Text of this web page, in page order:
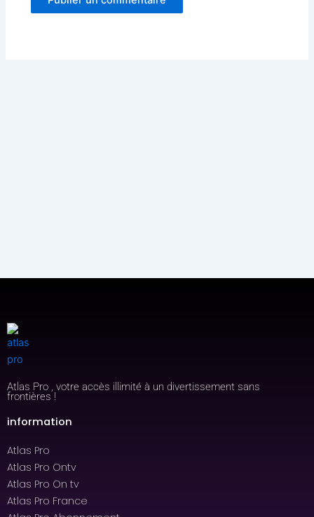
Atlas Pro , votre accès illimité à un divertissement sans
frontières !
information
Atlas Pro
Atlas Pro Ontv
Atlas Pro On tv
Atlas Pro France